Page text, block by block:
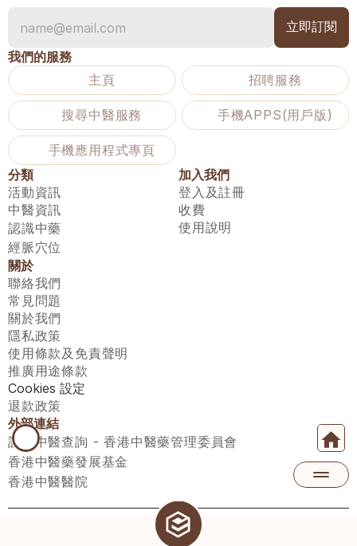
我們的服務
主頁
招聘服務
搜尋中醫服務 手機APPS(用戶版)
手機應用程式專頁
分類
活動資訊
中醫資訊
認識中藥
經脈穴位
加入我們
登入及註冊
收費
使用說明
關於
聯絡我們
常見問題
關於我們
隱私政策
使用條款及免責聲明
推廣用途條款
Cookies 設定
退款政策
外部連結
註冊中醫查詢 - 香港中醫藥管理委員會
香港中醫藥發展基金
香港中醫醫院
醫師匯有限公司 ECWAY LIMITED Copyright 2026© All rights